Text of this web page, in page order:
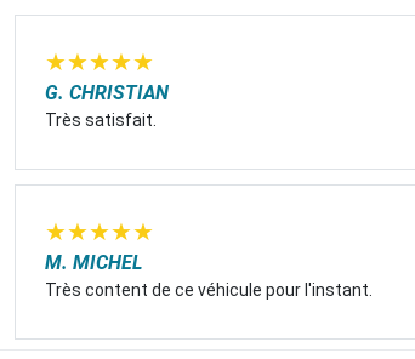
★★★★★
G. CHRISTIAN
Très satisfait.
★★★★★
M. MICHEL
Très content de ce véhicule pour l'instant.